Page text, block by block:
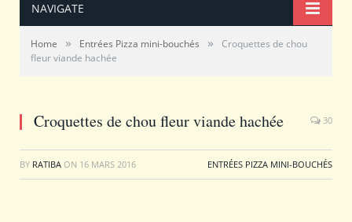
NAVIGATE
Home » Entrées Pizza mini-bouchés »
Croquettes de chou
fleur viande hachée
Croquettes de chou fleur viande hachée 30
BY RATIBA ON 16 MARS 2016 ENTRÉES PIZZA MINI-BOUCHÉS